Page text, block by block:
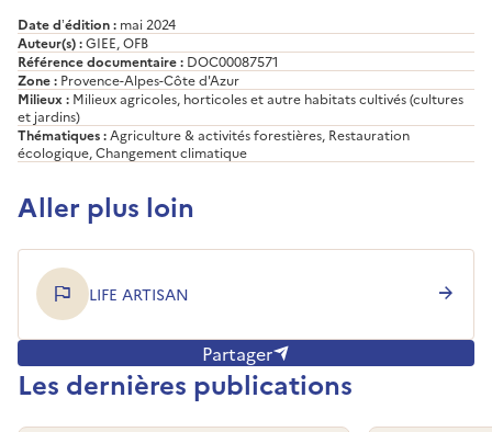
Date d’édition : mai 2024
Auteur(s) :GIEE, OFB
Référence documentaire : DOC00087571
Zone : Provence-Alpes-Côte d'Azur
Milieux : Milieux agricoles, horticoles et autre habitats cultivés (cultures
et jardins)
Thématiques :Agriculture & activités forestières, Restauration
écologique, Changement climatique
Aller plus loin
LIFE ARTISAN
Partager
Les dernières publications